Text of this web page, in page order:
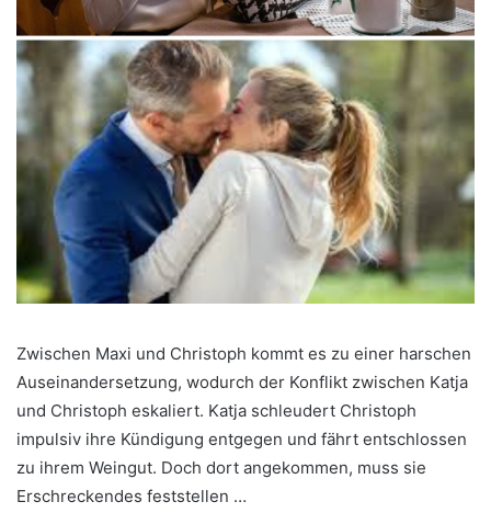
Zwischen Maxi und Christoph kommt es zu einer harschen
Auseinandersetzung, wodurch der Konflikt zwischen Katja
und Christoph eskaliert. Katja schleudert Christoph
impulsiv ihre Kündigung entgegen und fährt entschlossen
zu ihrem Weingut. Doch dort angekommen, muss sie
Erschreckendes feststellen …